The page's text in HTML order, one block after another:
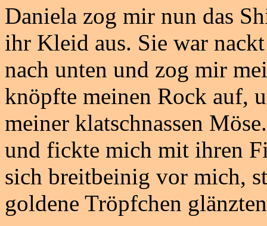
Daniela zog mir nun das
ihr Kleid aus. Sie war
nach unten und zog mir
knöpfte meinen Rock auf,
meiner klatschnassen
und fickte mich mit ihren
sich breitbeinig vor mich,
goldene Tröpfchen